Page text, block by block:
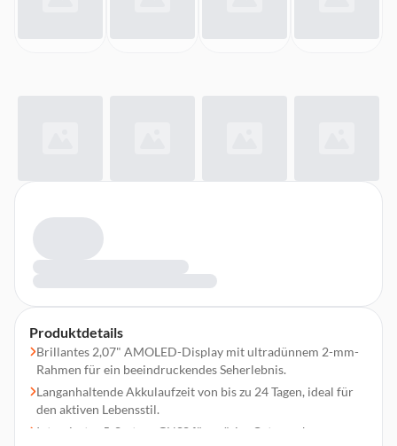
Produktdetails
Brillantes 2,07" AMOLED-Display mit ultradünnem 2-mm-
Rahmen für ein beeindruckendes Seherlebnis.
Langanhaltende Akkulaufzeit von bis zu 24 Tagen, ideal für
den aktiven Lebensstil.
Integriertes 5-System-GNSS für präzise Ortung ohne